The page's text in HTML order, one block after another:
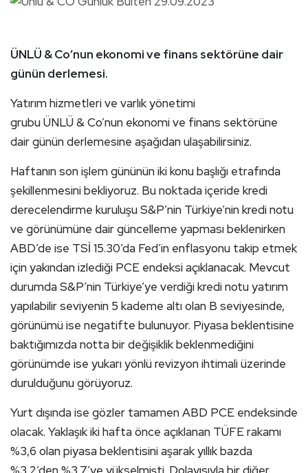
ÜNLÜ & Co’nun ekonomi ve finans sektörüne dair
günün derlemesi.
Yatırım hizmetleri ve varlık yönetimi
grubu ÜNLÜ & Co’nun ekonomi ve finans sektörüne
dair günün derlemesine aşağıdan ulaşabilirsiniz.
Haftanın son işlem gününün iki konu başlığı etrafında
şekillenmesini bekliyoruz. Bu noktada içeride kredi
derecelendirme kuruluşu S&P’nin Türkiye’nin kredi notu
ve görünümüne dair güncelleme yapması beklenirken
ABD’de ise TSİ 15.30’da Fed’in enflasyonu takip etmek
için yakından izlediği PCE endeksi açıklanacak. Mevcut
durumda S&P’nin Türkiye’ye verdiği kredi notu yatırım
yapılabilir seviyenin 5 kademe altı olan B seviyesinde,
görünümü ise negatifte bulunuyor. Piyasa beklentisine
baktığımızda notta bir değişiklik beklenmediğini
görünümde ise yukarı yönlü revizyon ihtimali üzerinde
durulduğunu görüyoruz.
Yurt dışında ise gözler tamamen ABD PCE endeksinde
olacak. Yaklaşık iki hafta önce açıklanan TÜFE rakamı
%3,6 olan piyasa beklentisini aşarak yıllık bazda